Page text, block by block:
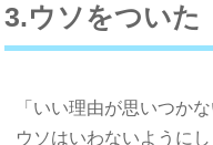
3.ウソをついた
「いい理由が思いつか
ウソはいわないように